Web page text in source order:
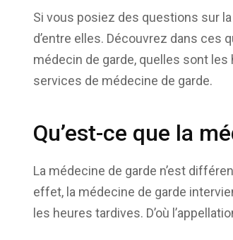
Si vous posiez des questions sur
d’entre elles. Découvrez dans ces
médecin de garde, quelles sont
services de médecine de garde.
Qu’est-ce que la
La médecine de garde n’est
effet, la médecine de garde
les heures tardives. D’où